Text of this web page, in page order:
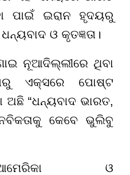
ପାଇଁ ଇରାନ ହୃଦୟରୁ
ଓ କୃତଜ୍ଞତା।
ନୂଆଦିଲ୍ଲୀରେ ଥିବା
ଏକ୍ସରେ ପୋଷ୍ଟ
ଅଛି “ଧନ୍ୟବାଦ ଭାରତ,
କେବେ ଭୁଲିବୁ
ଓ